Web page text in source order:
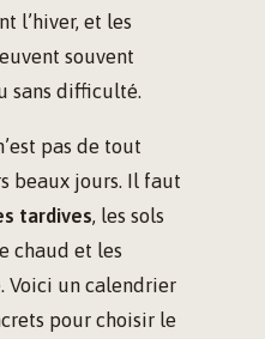
l’hiver, et les
souvent
sans difficulté.
pas de tout
beaux jours. Il faut
tardives, les sols
chaud et les
Voici un calendrier
pour choisir le